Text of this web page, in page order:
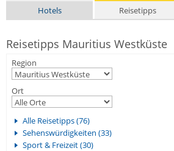
Hotels Reisetipps
Reisetipps Mauritius Westküste
Region
Ort
Alle Reisetipps (76)
Sehenswürdigkeiten (33)
Sport & Freizeit (30)